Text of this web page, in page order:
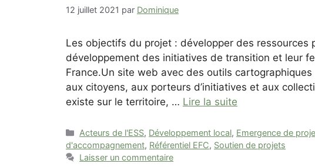
12 juillet 2021 par Dominique
Les objectifs du projet : développer des ressources
développement des initiatives de transition et leur
France.Un site web avec des outils
aux citoyens, aux porteurs d’initiatives et aux
existe sur le territoire, … Lire la suite
Catégories
Acteurs de l'ESS, Développement local, Emergence de
d'accompagnement, Référentiel EFC, Soutien de projets
Laisser un commentaire